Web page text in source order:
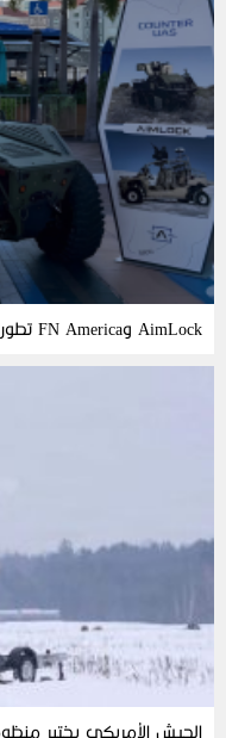
AimLock وFN America تطوران نظام Dune لمكافحة المسيّرات